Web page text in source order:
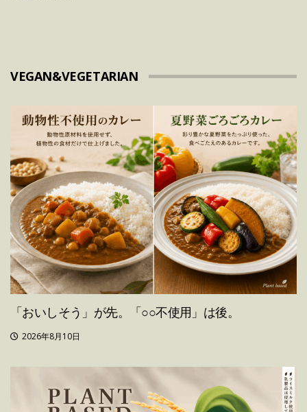
VEGAN&VEGETARIAN
「おいしそう」が先。「○○不使用」は後。
2026年8月10日